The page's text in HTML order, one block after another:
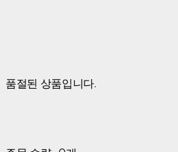
품절된 상품입니다.